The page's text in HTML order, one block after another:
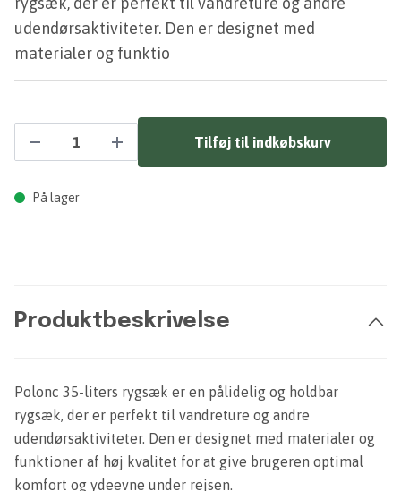
udendørsaktiviteter. Den er designet med
materialer og funktio
Tilføj til indkøbskurv
På lager
Produktbeskrivelse
Polonc 35-liters rygsæk er en pålidelig og holdbar
rygsæk, der er perfekt til vandreture og andre
udendørsaktiviteter. Den er designet med materialer og
funktioner af høj kvalitet for at give brugeren optimal
komfort og ydeevne under rejsen.